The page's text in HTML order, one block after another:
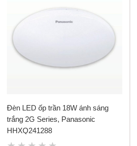
Đèn LED ốp trần 18W ánh sáng
trắng 2G Series, Panasonic
HHXQ241288